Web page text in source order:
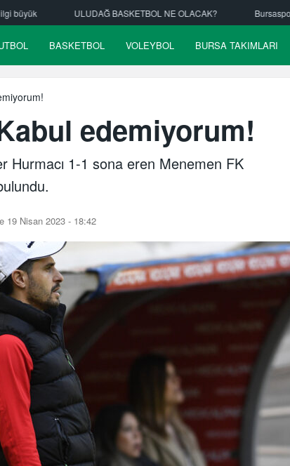
NE OLACAK? Bursaspor’un fikstürü çekiliyor
BASKETBOL VOLEYBOL BURSA TAKIMLARI
edemiyorum!
Hurmacı 1-1 sona eren Menemen FK
19 Nisan 2023 - 18:42